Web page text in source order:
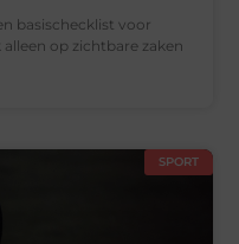
basischecklist voor
op zichtbare zaken
SPORT